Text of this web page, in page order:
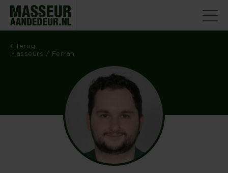
Terug
Masseurs / Ferran